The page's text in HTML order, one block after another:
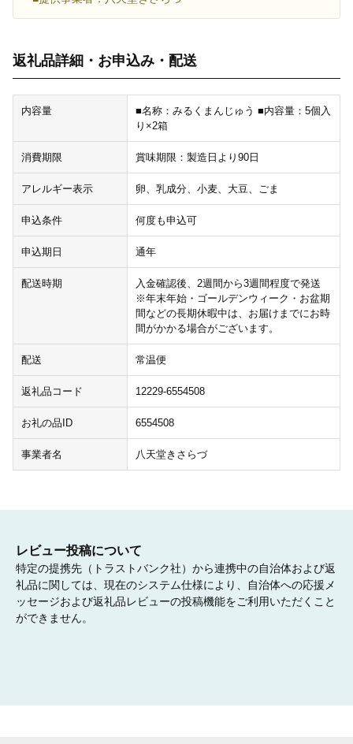
返礼品詳細・お申込み・配送
内容量
■名称：みるくまんじゅう ■内容量：5個入
り×2箱
消費期限 賞味期限：製造日より90日
アレルギー表示 卵、乳成分、小麦、大豆、ごま
申込条件 何度も申込可
申込期日 通年
配送時期
入金確認後、2週間から3週間程度で発送
※年末年始・ゴールデンウィーク・お盆期
間などの長期休暇中は、お届けまでにお時
間がかかる場合がございます。
配送 常温便
返礼品コード 12229-6554508
お礼の品ID 6554508
事業者名 八天堂きさらづ
レビュー投稿について
特定の提携先（トラストバンク社）から連携中の自治体および返
礼品に関しては、現在のシステム仕様により、自治体への応援メ
ッセージおよび返礼品レビューの投稿機能をご利用いただくこと
ができません。